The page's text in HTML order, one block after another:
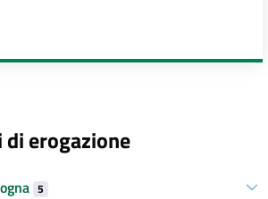
erogazione
5